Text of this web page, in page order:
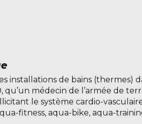
installations de bains (thermes)
qu’un médecin de l’armée de
le système cardio-
fitness, aqua-bike, aqua-